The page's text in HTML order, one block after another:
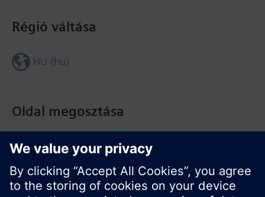
Oldal megosztása
Régió váltása
HU (hu)